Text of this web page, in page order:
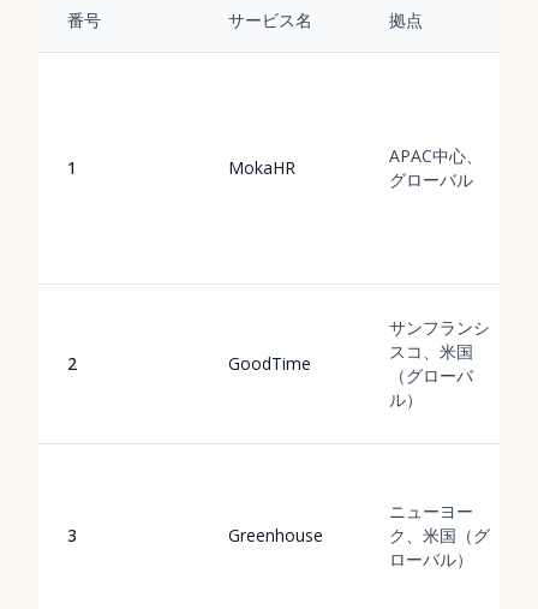
番号 サービス名 拠点
1 MokaHR
APAC中心、
グローバル
2 GoodTime
サンフランシ
スコ、米国
（グローバ
ル）
3 Greenhouse
ニューヨー
ク、米国（グ
ローバル）